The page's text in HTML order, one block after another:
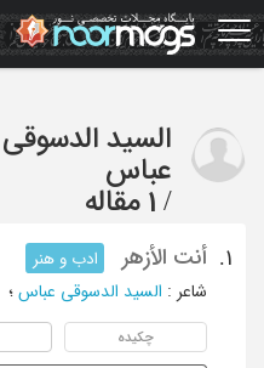
Skip
to
main
السید الدسوقی
عباس
/ 1 مقاله
1. أنت الأزهر
ادب و هنر
شاعر : السید الدسوقی عباس ؛
چکیده